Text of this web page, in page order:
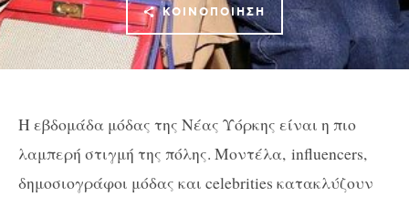
ΚΟΙΝΟΠΟΊΗΣΗ
H εβδομάδα μόδας της Νέας Υόρκης είναι η πιο
λαμπερή στιγμή της πόλης. Μοντέλα, influencers,
δημοσιογράφοι μόδας και celebrities κατακλύζουν